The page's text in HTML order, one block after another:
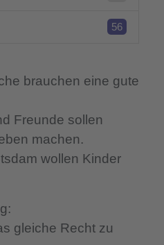
56
brauchen eine gute
Freunde sollen
machen.
wollen Kinder
gleiche Recht zu